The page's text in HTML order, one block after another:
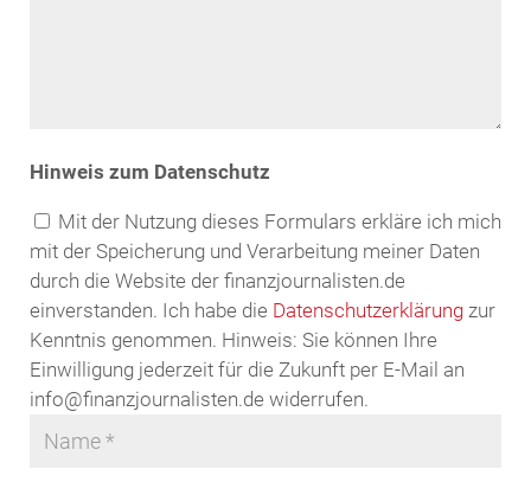
Hinweis zum Datenschutz
Mit der Nutzung dieses Formulars erkläre ich mich
mit der Speicherung und Verarbeitung meiner Daten
durch die Website der finanzjournalisten.de
einverstanden. Ich habe die Datenschutzerklärungzur
Kenntnis genommen. Hinweis: Sie können Ihre
Einwilligung jederzeit für die Zukunft per E-Mail an
info@finanzjournalisten.de widerrufen.